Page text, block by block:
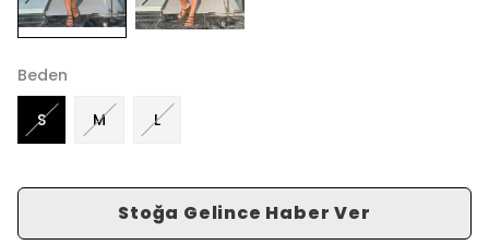
Beden
S M L
Stoğa Gelince Haber Ver